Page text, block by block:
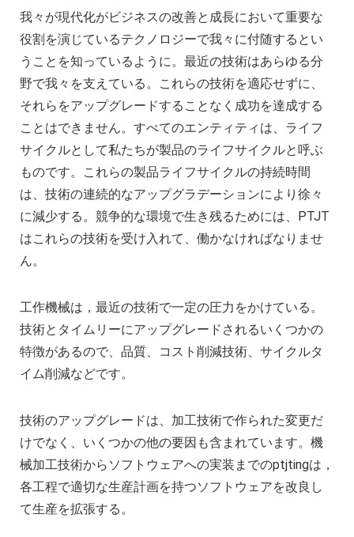
我々が現代化がビジネスの改善と成長において重要な
役割を演じているテクノロジーで我々に付随するとい
うことを知っているように。最近の技術はあらゆる分
野で我々を支えている。これらの技術を適応せずに、
それらをアップグレードすることなく成功を達成する
ことはできません。すべてのエンティティは、ライフ
サイクルとして私たちが製品のライフサイクルと呼ぶ
ものです。これらの製品ライフサイクルの持続時間
は、技術の連続的なアップグラデーションにより徐々
に減少する。競争的な環境で生き残るためには、PTJT
はこれらの技術を受け入れて、働かなければなりませ
ん。
工作機械は，最近の技術で一定の圧力をかけている。
技術とタイムリーにアップグレードされるいくつかの
特徴があるので、品質、コスト削減技術、サイクルタ
イム削減などです。
技術のアップグレードは、加工技術で作られた変更だ
けでなく、いくつかの他の要因も含まれています。機
械加工技術からソフトウェアへの実装までのptjtingは，
各工程で適切な生産計画を持つソフトウェアを改良し
て生産を拡張する。